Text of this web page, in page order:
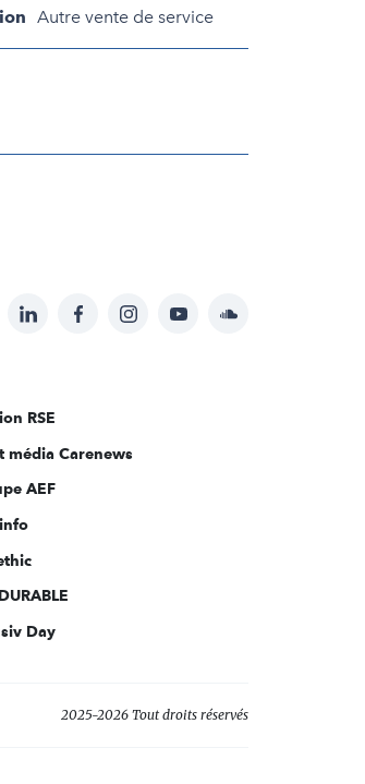
Autre vente de service
Suivez-
sur:
LinkedInFacebookInstagramYouTubeSoundcloud
RSE
média Carenews
AEF
Day
2025-2026 Tout droits réservés